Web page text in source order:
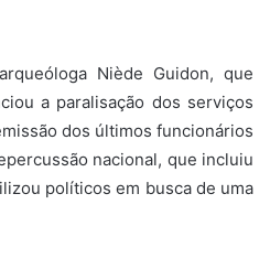
Niède Guidon, que
a paralisação dos serviços
dos últimos funcionários
nacional, que incluiu
políticos em busca de uma